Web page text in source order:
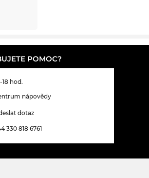
POMOC?
18 hod.
nápovědy
dotaz
330 818 6761